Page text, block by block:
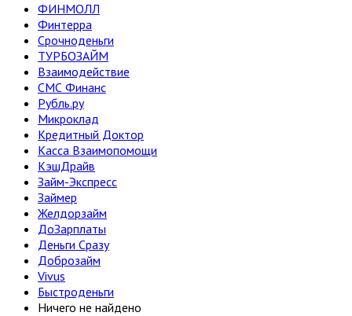
ФИНМОЛЛ
Финтерра
Срочноденьги
ТУРБОЗАЙМ
Взаимодействие
СМС Финанс
Рубль.ру
Микроклад
Кредитный Доктор
Касса Взаимопомощи
КэшДрайв
Займ-Экспресс
Займер
Желдорзайм
ДоЗарплаты
Деньги Сразу
Доброзайм
Vivus
Быстроденьги
Ничего не найдено